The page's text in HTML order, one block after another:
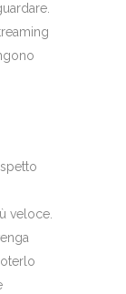
veloce.